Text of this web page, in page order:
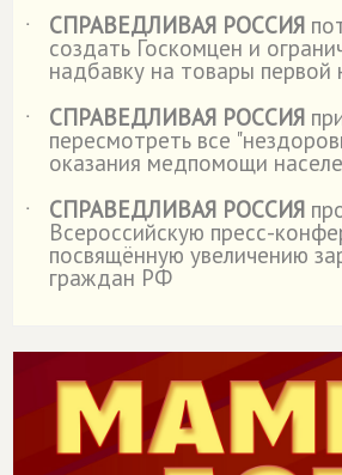
˙
СПРАВЕДЛИВАЯ РОССИЯ
создать Госкомцен и
надбавку на товары
˙
СПРАВЕДЛИВАЯ РОССИЯ
пересмотреть все
оказания медпомощи
˙
СПРАВЕДЛИВАЯ РОССИЯ
Всероссийскую пресс-
посвящённую увеличению
граждан РФ